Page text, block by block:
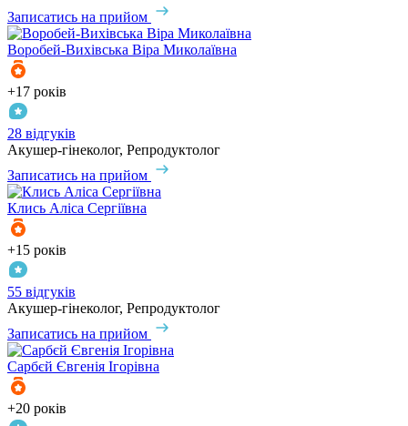
Записатись на прийом
Воробей-Вихівська Віра Миколаївна
+17 років
28 відгуків
Акушер-гінеколог, Репродуктолог
Записатись на прийом
Клись Аліса Сергіївна
+15 років
55 відгуків
Акушер-гінеколог, Репродуктолог
Записатись на прийом
Сарбєй Євгенія Ігорівна
+20 років